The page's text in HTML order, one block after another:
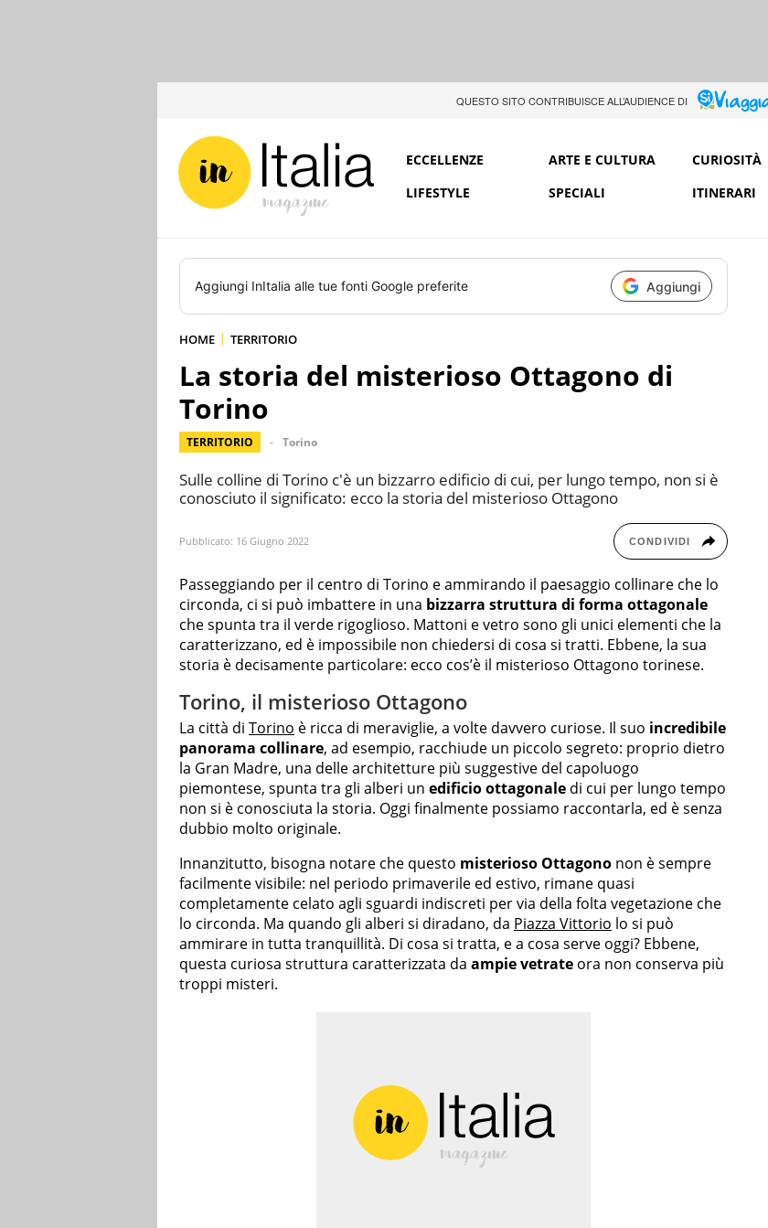
QUESTO SITO CONTRIBUISCE ALL’AUDIENCE DI
ECCELLENZE ARTE E CULTURA CURIOSITÀ
LIFESTYLE
SPECIALI ITINERARI
Aggiungi InItalia alle tue fonti Google preferite Aggiungi
HOME TERRITORIO
La storia del misterioso Ottagono di
Torino
TERRITORIO Torino
Sulle colline di Torino c'è un bizzarro edificio di cui, per lungo tempo, non si è
conosciuto il significato: ecco la storia del misterioso Ottagono
Pubblicato: 16 Giugno 2022 CONDIVIDI
Passeggiando per il centro di Torino e ammirando il paesaggio collinare che lo
circonda, ci si può imbattere in una bizzarra struttura di forma ottagonale
che spunta tra il verde rigoglioso. Mattoni e vetro sono gli unici elementi che la
caratterizzano, ed è impossibile non chiedersi di cosa si tratti. Ebbene, la sua
storia è decisamente particolare: ecco cos’è il misterioso Ottagono torinese.
Torino, il misterioso Ottagono
La città di Torino è ricca di meraviglie, a volte davvero curiose. Il suo incredibile
panorama collinare, ad esempio, racchiude un piccolo segreto: proprio dietro
la Gran Madre, una delle architetture più suggestive del capoluogo
piemontese, spunta tra gli alberi un edificio ottagonale di cui per lungo tempo
non si è conosciuta la storia. Oggi finalmente possiamo raccontarla, ed è senza
dubbio molto originale.
Innanzitutto, bisogna notare che questo misterioso Ottagono non è sempre
facilmente visibile: nel periodo primaverile ed estivo, rimane quasi
completamente celato agli sguardi indiscreti per via della folta vegetazione che
lo circonda. Ma quando gli alberi si diradano, da Piazza Vittorio lo si può
ammirare in tutta tranquillità. Di cosa si tratta, e a cosa serve oggi? Ebbene,
questa curiosa struttura caratterizzata da ampie vetrate ora non conserva più
troppi misteri.